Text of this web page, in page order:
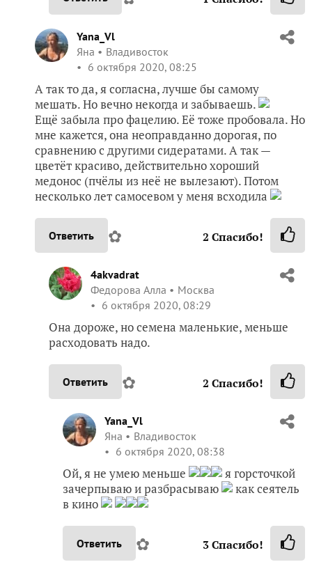
Yana_Vl
Яна
Владивосток
6 октября 2020, 08:25
А так то да, я согласна, лучше бы самому
мешать. Но вечно некогда и забываешь.
Ещё забыла про фацелию. Её тоже пробовала. Но
мне кажется, она неоправданно дорогая, по
сравнению с другими сидератами. А так —
цветёт красиво, действительно хороший
медонос (пчёлы из неё не вылезают). Потом
несколько лет самосевом у меня всходила
Ответить ✿ 2 Спасибо!
4akvadrat
Федорова Алла
Москва
6 октября 2020, 08:29
Она дороже, но семена маленькие, меньше
расходовать надо.
Ответить ✿ 2 Спасибо!
Yana_Vl
Яна
Владивосток
6 октября 2020, 08:38
Ой, я не умею меньше
я горсточкой
зачерпываю и разбрасываю
как сеятель
в кино
Ответить ✿ 3Спасибо!